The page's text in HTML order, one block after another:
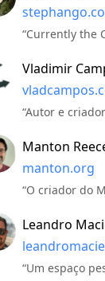
“Currently the
Vladimir
“Autor e
Manton
manton.org
“O criador do
Leandro
“Um espaço